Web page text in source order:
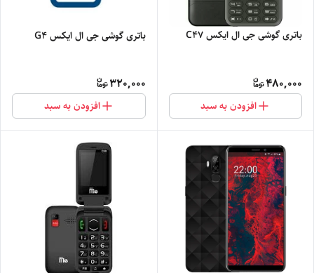
باتری گوشی جی ال ایکس C47
480,000
افزودن به سبد
باتری گوشی جی ال ایکس G4
320,000
افزودن به سبد